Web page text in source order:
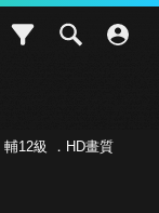
輔12級 ．HD畫質